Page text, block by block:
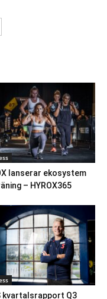
lanserar ekosystem
– HYROX365
kvartalsrapport Q3